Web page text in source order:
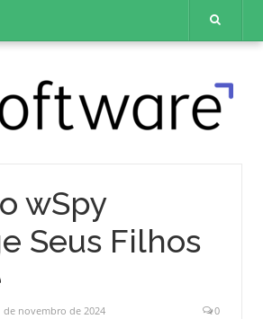
wSpy
Seus Filhos
de novembro de 2024 0